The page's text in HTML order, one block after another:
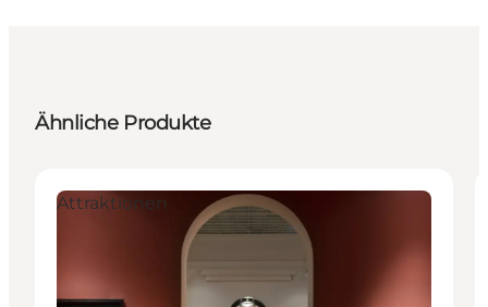
Ähnliche Produkte
Attraktionen